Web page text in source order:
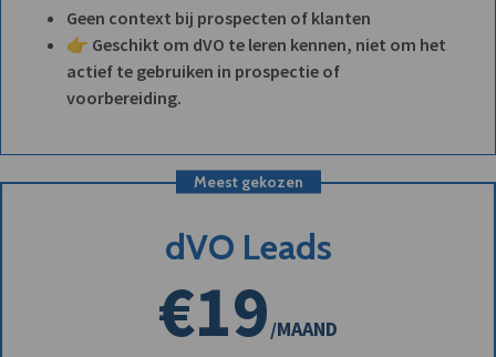
Geen context bij prospecten of klanten
👉 Geschikt om dVO te leren kennen, niet om het
actief te gebruiken in prospectie of
voorbereiding.
Meest gekozen
dVO Leads
€19/MAAND